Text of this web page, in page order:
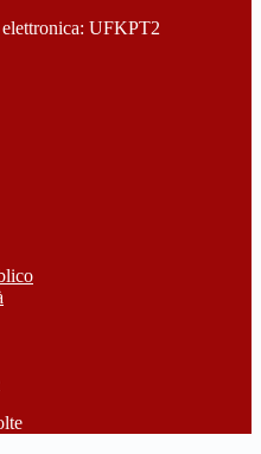
UFKPT2